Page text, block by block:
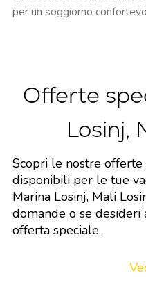
per un soggiorno
Offerte
Losinj,
Scopri le nostre offerte
disponibili per le tue
Marina Losinj, Mali
domande o se
offerta speciale.